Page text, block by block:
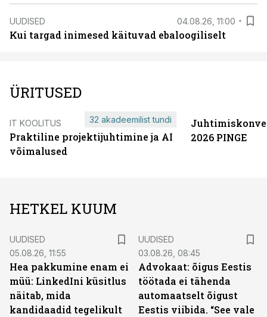
UUDISED 04.08.26, 11:00
Kui targad inimesed käituvad ebaloogiliselt
ÜRITUSED
IT KOOLITUS
Praktiline projektijuhtimine ja AI
võimalused
32 akadeemilist tundi
2026 PINGE
HETKEL KUUM
UUDISED
05.08.26, 11:55
Hea pakkumine enam ei
müü: LinkedIni küsitlus
näitab, mida
kandidaadid tegelikult
UUDISED
03.08.26, 08:45
Advokaat: õigus Eestis
töötada ei tähenda
automaatselt õigust
Eestis viibida. “See vale